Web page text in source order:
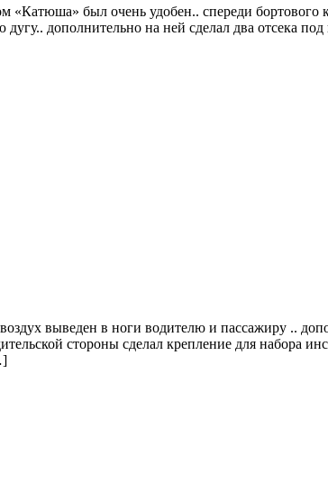
был очень удобен.. спереди бортового
дополнительно на ней сделал два отсека
выведен в ноги водителю и пассажиру ..
стороны сделал крепление для набора